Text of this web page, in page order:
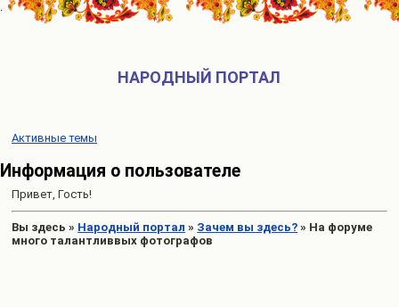
НАРОДНЫЙ ПОРТАЛ
Активные темы
Информация о пользователе
Привет, Гость!
Вы здесь » Народный портал » Зачем вы здесь? » На форуме
много талантливвых фотографов